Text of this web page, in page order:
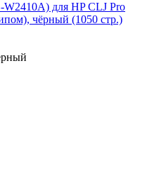
для HP CLJ Pro
чёрный (1050 стр.)